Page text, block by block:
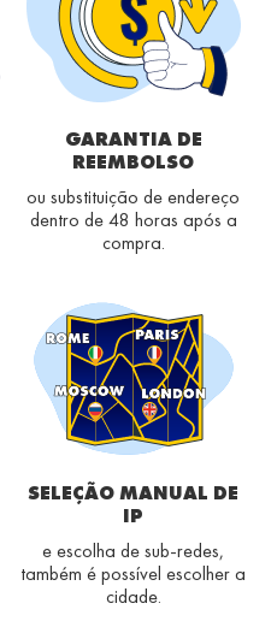
GARANTIA DE
REEMBOLSO
ou substituição de endereço
dentro de 48 horas após a
compra.
SELEÇÃO MANUAL DE
IP
e escolha de sub-redes,
também é possível escolher a
cidade.